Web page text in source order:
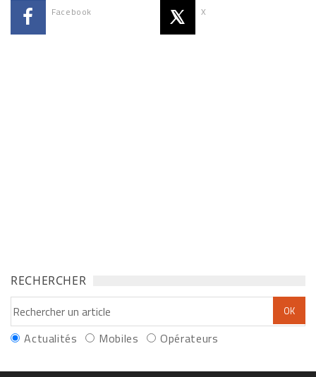
Facebook X
RECHERCHER
Actualités Mobiles Opérateurs